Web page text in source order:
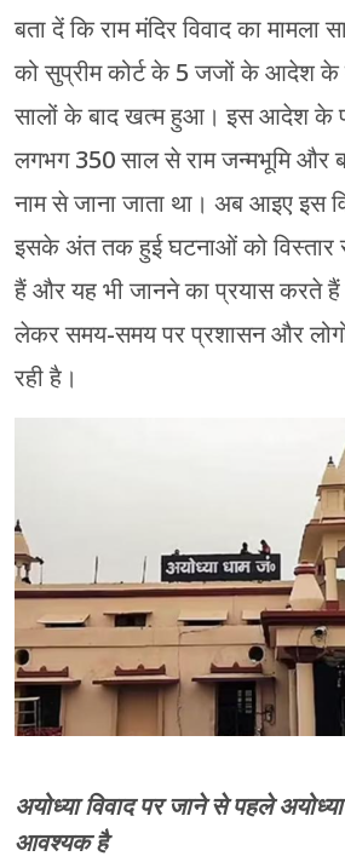
बता दें कि राम मंदिर विवाद का
को सुप्रीम कोर्ट के 5 जजों के आदेश के
सालों के बाद खत्म हुआ। इस आदेश के
लगभग 350 साल से राम जन्मभूमि और
नाम से जाना जाता था। अब आइए इस
इसके अंत तक हुई घटनाओं को
हैं और यह भी जानने का प्रयास करते
लेकर समय-समय पर प्रशासन और
रही है।
अयोध्या विवाद पर जाने से पहले
आवश्यक है